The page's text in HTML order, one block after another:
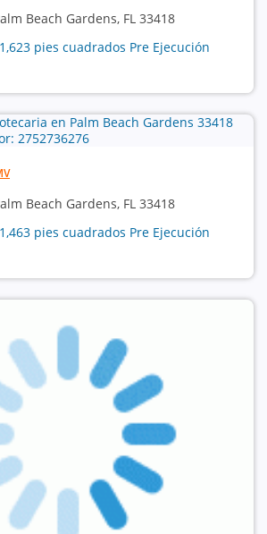
Beach Gardens, FL 33418
pies cuadrados Pre Ejecución
Beach Gardens, FL 33418
pies cuadrados Pre Ejecución